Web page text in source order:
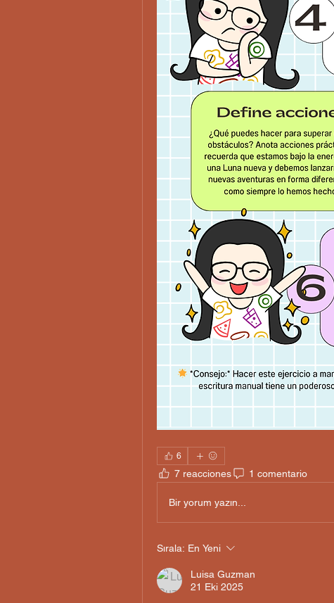
6
7 reacciones 1 comentario
Bir yorum yazın...
Sırala: En Yeni
Luisa Guzman
21 Eki 2025